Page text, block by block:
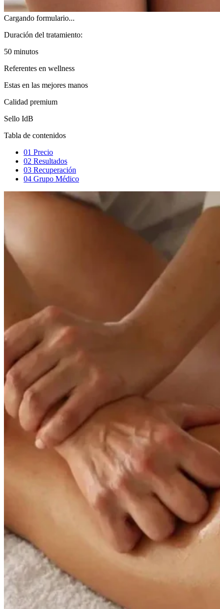
Cargando formulario...
Duración del tratamiento:
50 minutos
Referentes en wellness
Estas en las mejores manos
Calidad premium
Sello IdB
Tabla de contenidos
01 Precio
02 Resultados
03 Recuperación
04 Grupo Médico